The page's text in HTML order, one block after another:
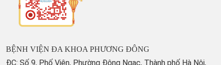
BỆNH VIỆN ĐA KHOA PHƯƠNG ĐÔNG
ĐC: Số 9, Phố Viên, Phường Đông Ngạc, Thành phố Hà Nội,